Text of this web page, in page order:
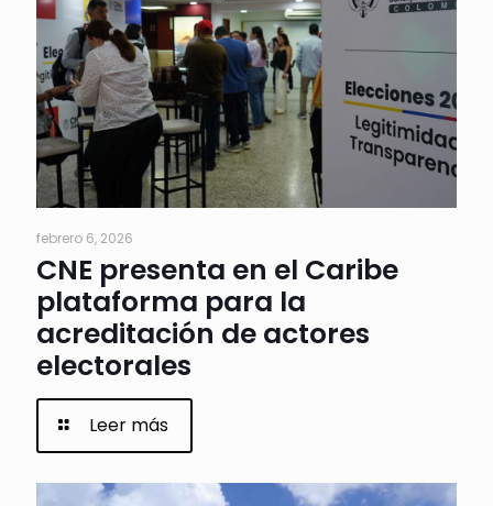
febrero 6, 2026
CNE presenta en el Caribe
plataforma para la
acreditación de actores
electorales
Leer más